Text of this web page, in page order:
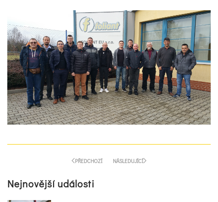
PŘEDCHOZÍ NÁSLEDUJÍCÍ
Nejnovější události